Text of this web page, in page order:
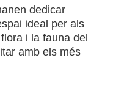
dedicar
ideal per als
i la fauna del
amb els més